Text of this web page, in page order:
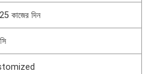
কাজের দিন